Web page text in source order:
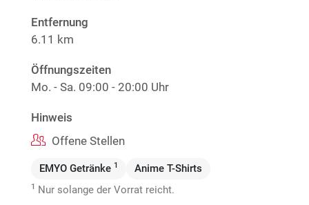
Entfernung
6.11 km
Öffnungszeiten
Mo. - Sa. 09:00 - 20:00 Uhr
Hinweis
Offene Stellen
EMYO Getränke 1 Anime T-Shirts
1 Nur solange der Vorrat reicht.